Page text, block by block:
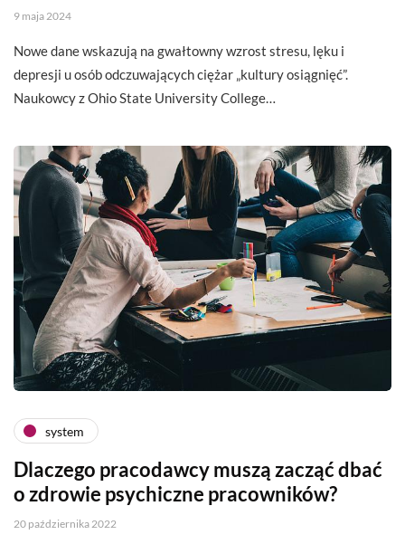
9 maja 2024
Nowe dane wskazują na gwałtowny wzrost stresu, lęku i
depresji u osób odczuwających ciężar „kultury osiągnięć”.
Naukowcy z Ohio State University College…
system
Dlaczego pracodawcy muszą zacząć dbać
o zdrowie psychiczne pracowników?
20 października 2022